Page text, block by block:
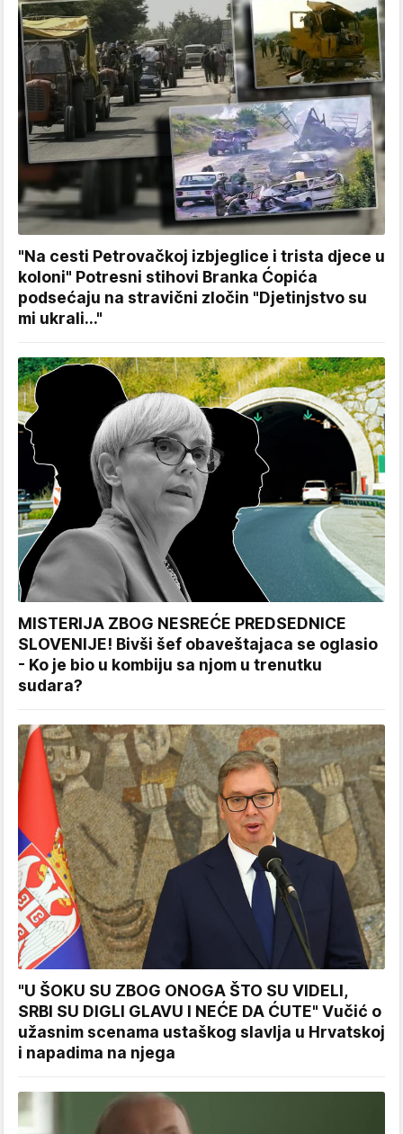
"Na cesti Petrovačkoj izbjeglice i trista djece u
koloni" Potresni stihovi Branka Ćopića
podsećaju na stravični zločin "Djetinjstvo su
mi ukrali..."
MISTERIJA ZBOG NESREĆE PREDSEDNICE
SLOVENIJE! Bivši šef obaveštajaca se oglasio
- Ko je bio u kombiju sa njom u trenutku
sudara?
"U ŠOKU SU ZBOG ONOGA ŠTO SU VIDELI,
SRBI SU DIGLI GLAVU I NEĆE DA ĆUTE" Vučić o
užasnim scenama ustaškog slavlja u Hrvatskoj
i napadima na njega